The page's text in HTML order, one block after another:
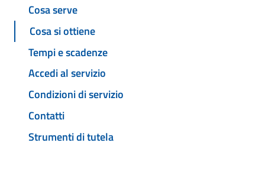
Cosa serve
Cosa si ottiene
Tempi e scadenze
Accedi al servizio
Condizioni di servizio
Contatti
Strumenti di tutela